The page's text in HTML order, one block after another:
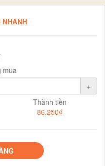
NHANH
mua
+
Thành tiền
86.250₫